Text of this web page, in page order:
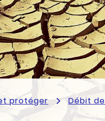
protéger Débit